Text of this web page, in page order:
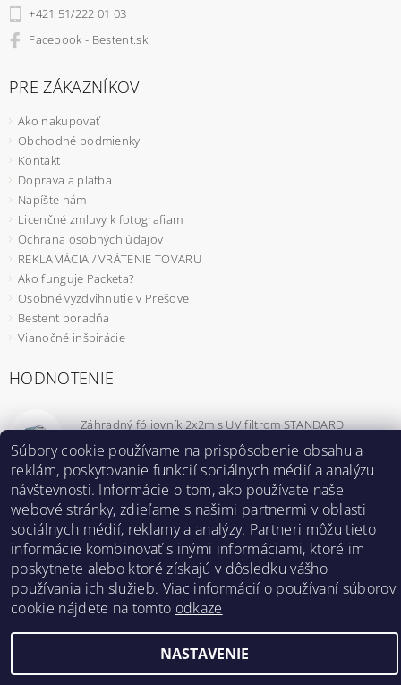
+421 51/222 01 03
Facebook - Bestent.sk
PRE ZÁKAZNÍKOV
Ako nakupovať
Obchodné podmienky
Kontakt
Doprava a platba
Napíšte nám
Licenčné zmluvy k fotografiam
Ochrana osobných údajov
REKLAMÁCIA / VRÁTENIE TOVARU
Ako funguje Packeta?
Osobné vyzdvihnutie v Prešove
Bestent poradňa
Vianočné inšpirácie
HODNOTENIE
Záhradný fóliovník 2x2m s UV filtrom STANDARD
|
MmzHrrdb
1
Bestent.cz | Heureka.sk
2026 ©BESTENT.sk, všetky práva vyhradené
Súbory cookie používame na prispôsobenie obsahu a
reklám, poskytovanie funkcií sociálnych médií a analýzu
návštevnosti. Informácie o tom, ako používate naše
webové stránky, zdieľame s našimi partnermi v oblasti
sociálnych médií, reklamy a analýzy. Partneri môžu tieto
informácie kombinovať s inými informáciami, ktoré im
poskytnete alebo ktoré získajú v dôsledku vášho
používania ich služieb. Viac informácií o používaní súborov
cookie nájdete na tomto odkaze
NASTAVENIE